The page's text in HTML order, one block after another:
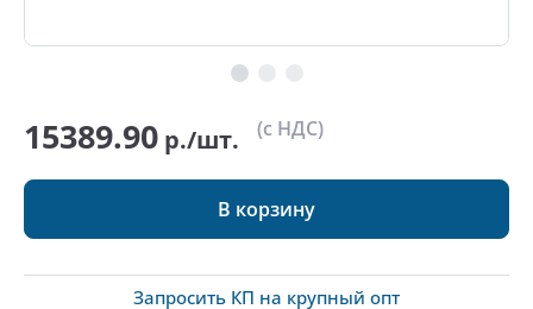
15389.90 р./шт. (с НДС)
В корзину
Запросить КП на крупный опт